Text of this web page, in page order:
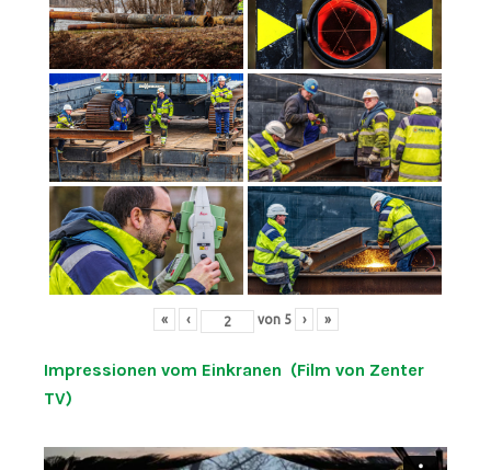
« ‹ von 5 › »
Impressionen vom Einkranen (Film von Zenter
TV)